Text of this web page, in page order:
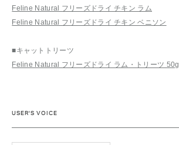
Feline Natural フリーズドライ チキン ラム
Feline Natural フリーズドライ チキン ベニソン
■キャットトリーツ
Feline Natural フリーズドライ ラム・トリーツ 50g
USER'S VOICE